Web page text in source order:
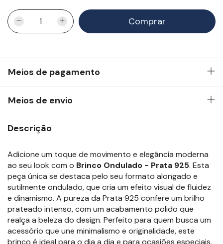
Meios de pagamento
Meios de envio
Descrição
Adicione um toque de movimento e elegância moderna
ao seu look com o Brinco Ondulado - Prata 925. Esta
peça única se destaca pelo seu formato alongado e
sutilmente ondulado, que cria um efeito visual de fluidez
e dinamismo. A pureza da Prata 925 confere um brilho
prateado intenso, com um acabamento polido que
realça a beleza do design. Perfeito para quem busca um
acessório que une minimalismo e originalidade, este
brinco é ideal para o dia a dia e para ocasiões especiais.